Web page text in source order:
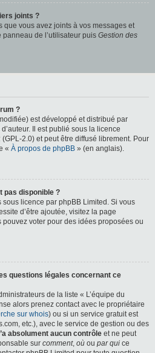
joints ?
que vous avez joints à vos messages et
de l’utilisateur puis Gestion des
?
est développé et distribué par
Il est publié sous la licence
2.0) et peut être diffusé librement. Pour
« À propos de phpBB » (en anglais).
pas disponible ?
licence par phpBB Limited. Si vous
d’être ajoutée, visitez la page
voter pour des idées proposées ou
questions légales concernant ce
de la liste « L’équipe du
alors prenez contact avec le propriétaire
sur whois) ou si un service gratuit est
etc.), avec le service de gestion ou des
absolument aucun contrôle et ne peut
sur comment, où ou par qui ce